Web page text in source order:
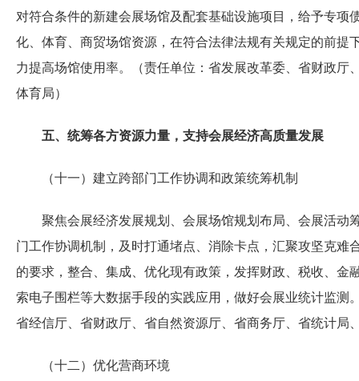
对符合条件的新建会展场馆及配套基础设施项目，给予专项
化、体育、商贸场馆资源，在符合法律法规有关规定的前提
力提高场馆使用率。（责任单位：省发展改革委、省财政厅
体育局）
五、统筹各方资源力量，支持会展经济高质量发展
（十一）建立跨部门工作协调和政策统筹机制
聚焦会展经济发展规划、会展场馆规划布局、会展活动
门工作协调机制，及时打通堵点、消除卡点，汇聚攻坚克难
的要求，整合、集成、优化现有政策，发挥财政、税收、金
索电子围栏等大数据手段的实践应用，做好会展业统计监测
省经信厅、省财政厅、省自然资源厅、省商务厅、省统计局
（十二）优化营商环境